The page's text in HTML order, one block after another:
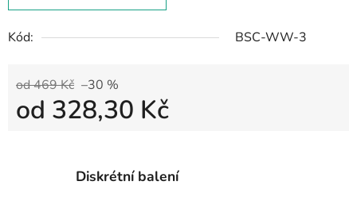
Kód: BSC-WW-3
od 469 Kč –30 %
od 328,30 Kč
Diskrétní balení